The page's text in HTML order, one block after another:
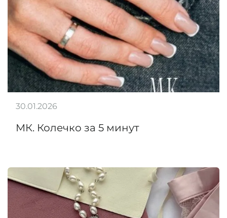
МК. Колечко за 5 минут
30.01.2026